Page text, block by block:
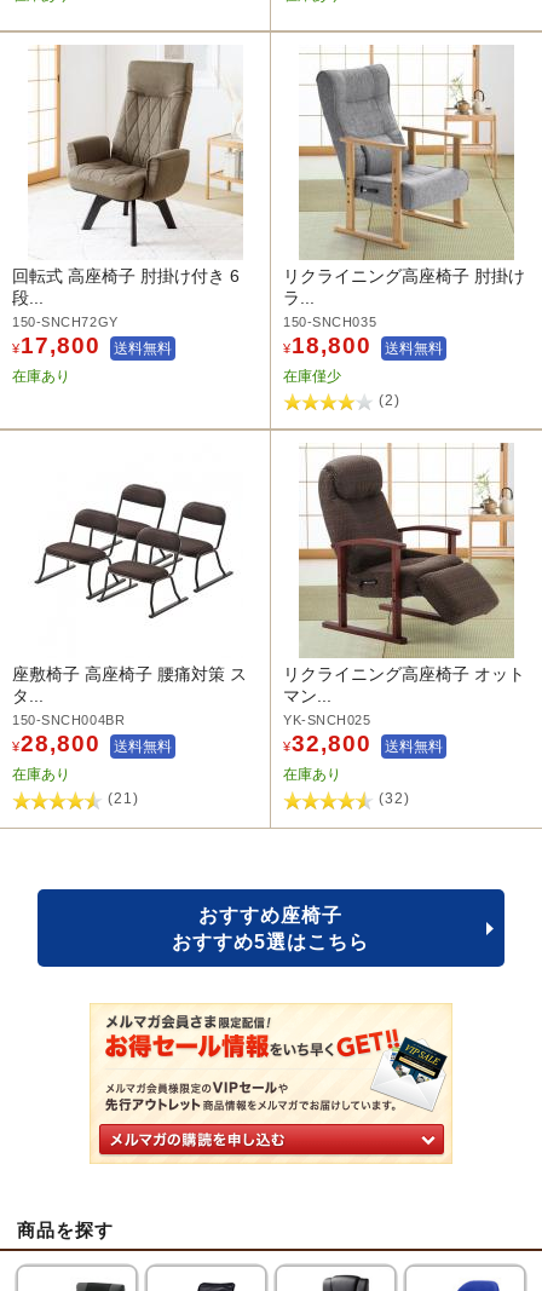
回転式 高座椅子 肘掛け付き 6
段...
150-SNCH72GY
¥17,800
送料無料
在庫あり
リクライニング高座椅子 肘掛け
ラ...
150-SNCH035
¥18,800
送料無料
在庫僅少
(2)
座敷椅子 高座椅子 腰痛対策 ス
タ...
150-SNCH004BR
¥28,800
送料無料
在庫あり
(21)
リクライニング高座椅子 オット
マン...
YK-SNCH025
¥32,800
送料無料
在庫あり
(32)
おすすめ座椅子
おすすめ5選はこちら
商品を探す